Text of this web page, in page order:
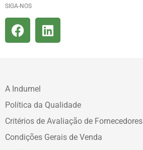
SIGA-NOS
A Indumel
Política da Qualidade
Critérios de Avaliação de Fornecedores
Condições Gerais de Venda